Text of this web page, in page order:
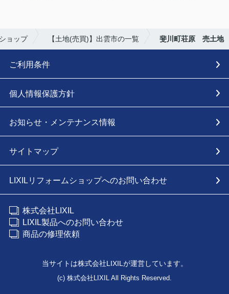
ョップ 【土地(売買)】出雲市の一覧 斐川町荘原 売土地
ご利用条件
個人情報保護方針
お知らせ・メンテナンス情報
サイトマップ
LIXILリフォームショップへのお問い合わせ
株式会社LIXIL
LIXIL製品へのお問い合わせ
商品の修理依頼
当サイトは株式会社LIXILが運営しています。
(c) 株式会社LIXIL All Rights Reserved.